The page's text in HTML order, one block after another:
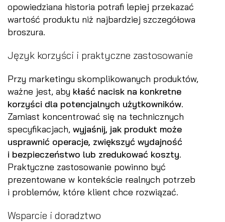
opowiedziana historia potrafi lepiej przekazać
wartość produktu niż najbardziej szczegółowa
broszura.
Język korzyści i praktyczne zastosowanie
Przy marketingu skomplikowanych produktów,
ważne jest, aby kłaść nacisk na konkretne
korzyści dla potencjalnych użytkowników.
Zamiast koncentrować się na technicznych
specyfikacjach, wyjaśnij, jak produkt może
usprawnić operacje, zwiększyć wydajność
i bezpieczeństwo lub zredukować koszty.
Praktyczne zastosowanie powinno być
prezentowane w kontekście realnych potrzeb
i problemów, które klient chce rozwiązać.
Wsparcie i doradztwo